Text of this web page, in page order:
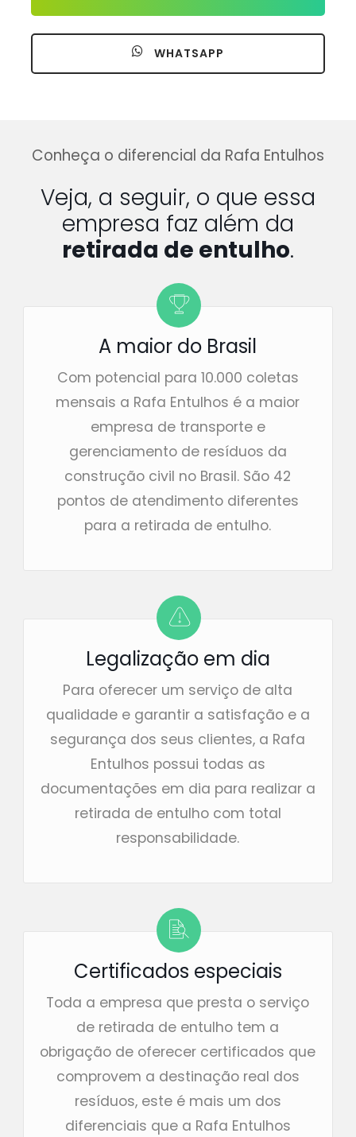
WHATSAPP
Conheça o diferencial da Rafa Entulhos
Veja, a seguir, o que essa
empresa faz além da
retirada de entulho.
A maior do Brasil
Com potencial para 10.000 coletas
mensais a Rafa Entulhos é a maior
empresa de transporte e
gerenciamento de resíduos da
construção civil no Brasil. São 42
pontos de atendimento diferentes
para a retirada de entulho.
Legalização em dia
Para oferecer um serviço de alta
qualidade e garantir a satisfação e a
segurança dos seus clientes, a Rafa
Entulhos possui todas as
documentações em dia para realizar a
retirada de entulho com total
responsabilidade.
Certificados especiais
Toda a empresa que presta o serviço
de retirada de entulho tem a
obrigação de oferecer certificados que
comprovem a destinação real dos
resíduos, este é mais um dos
diferenciais que a Rafa Entulhos